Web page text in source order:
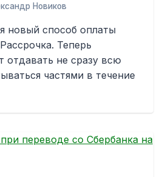
Новиков
новый способ оплаты
Теперь
отдавать не сразу всю
частями в течение